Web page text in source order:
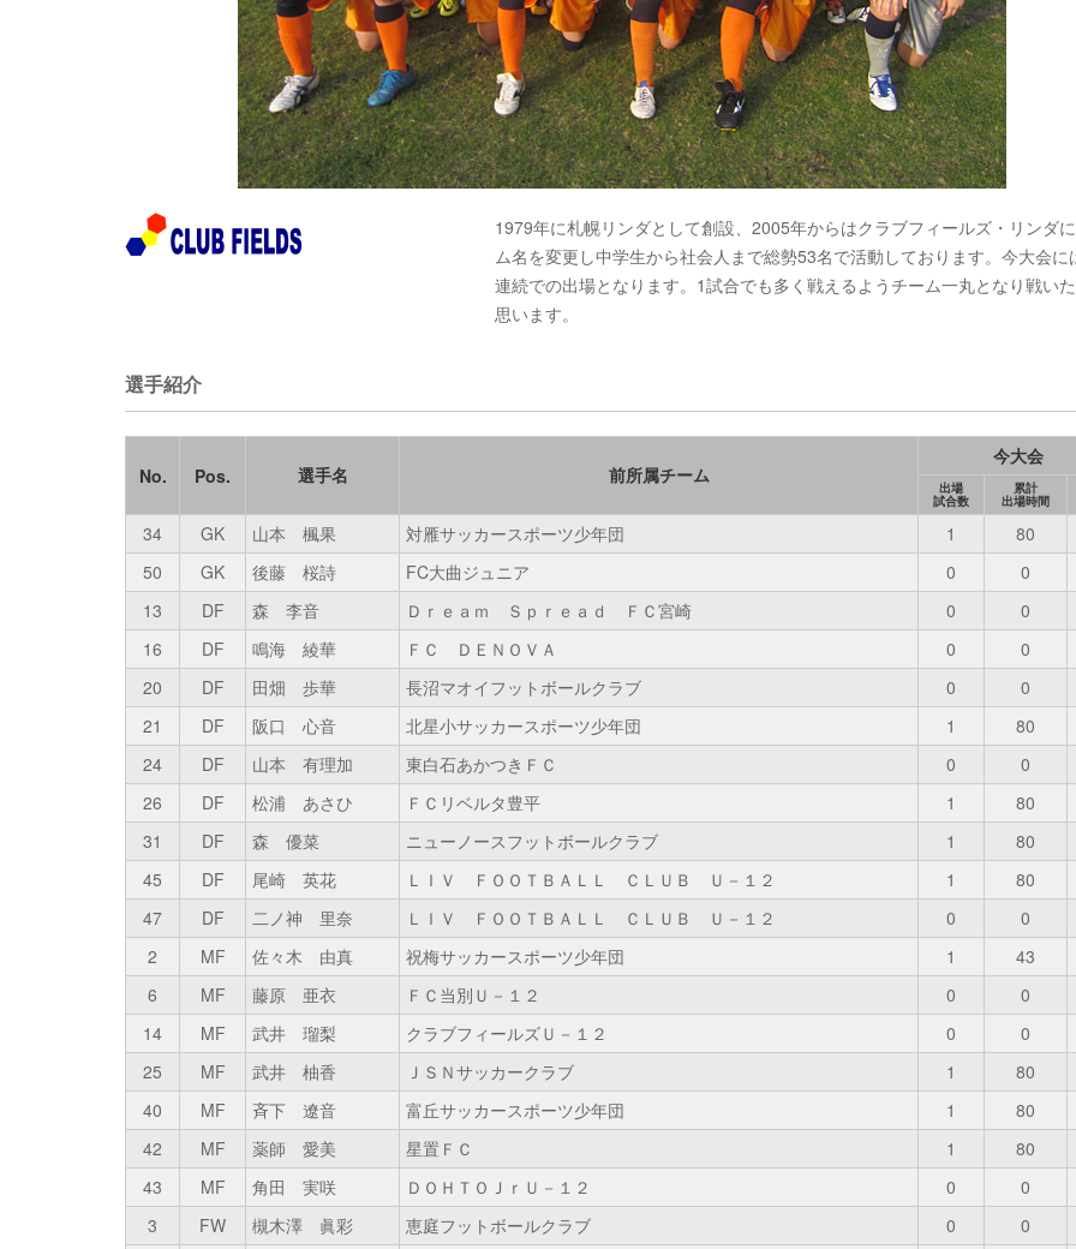
1979年に札幌リンダとして創設、2005年からはクラブフィールズ・リンダ
ム名を変更し中学生から社会人まで総勢53名で活動しております。今大会に
連続での出場となります。1試合でも多く戦えるようチーム一丸となり戦い
思います。
選手紹介
No. Pos. 選手名 前所属チーム
今大会
出場
試合数
累計
出場時間
34 GK 山本 楓果 対雁サッカースポーツ少年団 1 80
50
GK 後藤 桜詩 FC大曲ジュニア 0 0
13
DF 森 李音 Ｄｒｅａｍ Ｓｐｒｅａｄ ＦＣ宮崎 0 0
16
DF 鳴海 綾華 ＦＣ ＤＥＮＯＶＡ 0 0
20
DF 田畑 歩華 長沼マオイフットボールクラブ 0 0
21
DF 阪口 心音 北星小サッカースポーツ少年団 1 80
24
DF 山本 有理加 東白石あかつきＦＣ 0 0
26
DF 松浦 あさひ ＦＣリベルタ豊平 1 80
31
DF 森 優菜 ニューノースフットボールクラブ 1 80
45
DF 尾崎 英花 ＬＩＶ ＦＯＯＴＢＡＬＬ ＣＬＵＢ Ｕ－１２ 1 80
47
DF 二ノ神 里奈 ＬＩＶ ＦＯＯＴＢＡＬＬ ＣＬＵＢ Ｕ－１２ 0 0
2
MF 佐々木 由真 祝梅サッカースポーツ少年団 1 43
6
MF 藤原 亜衣 ＦＣ当別Ｕ－１２ 0 0
14
MF 武井 瑠梨 クラブフィールズＵ－１２ 0 0
25
MF 武井 柚香 ＪＳＮサッカークラブ 1 80
40
MF 斉下 遼音 富丘サッカースポーツ少年団 1 80
42
MF 薬師 愛美 星置ＦＣ 1 80
43
MF 角田 実咲 ＤＯＨＴＯＪｒＵ－１２ 0 0
3
FW 槻木澤 眞彩 恵庭フットボールクラブ 0 0